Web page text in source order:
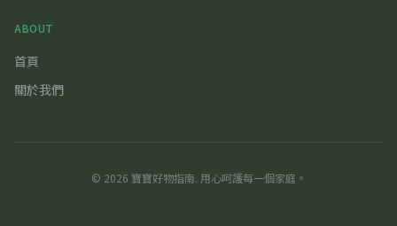
ABOUT
首頁
關於我們
© 2026 寶寶好物指南. 用心呵護每一個家庭。